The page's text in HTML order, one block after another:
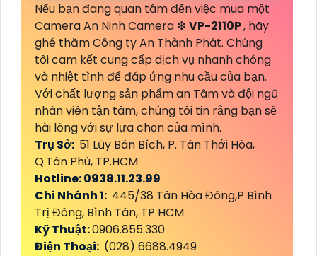
Nếu bạn đang quan tâm đến việc mua một
Camera An Ninh Camera ❇ VP-2110P, hãy
ghé thăm Công ty An Thành Phát. Chúng
tôi cam kết cung cấp dịch vụ nhanh chóng
và nhiệt tình để đáp ứng nhu cầu của bạn.
Với chất lượng sản phẩm an Tâm và đội ngũ
nhân viên tận tâm, chúng tôi tin rằng bạn sẽ
hài lòng với sự lựa chọn của mình.
Trụ Sở: 51 Lũy Bán Bích, P. Tân Thới Hòa,
Q.Tân Phú, TP.HCM
Hotline: 0938.11.23.99
Chi Nhánh 1: 445/38 Tân Hòa Đông,P Bình
Trị Đông, Bình Tân, TP HCM
Kỹ Thuật:0906.855.330
Điện Thoại: (028) 6688.4949